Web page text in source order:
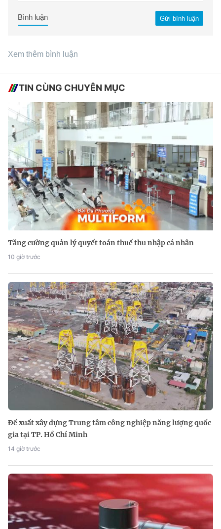
Gửi bình luận
Bình luận
Xem thêm bình luận
TIN CÙNG CHUYÊN MỤC
Tăng cường quản lý quyết toán thuế thu nhập cá nhân
10 giờ trước
Đề xuất xây dựng Trung tâm công nghiệp năng lượng quốc
gia tại TP. Hồ Chí Minh
14 giờ trước